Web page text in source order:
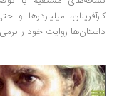
میلیاردرها و حتی
روایت خود را برمی‌سازد